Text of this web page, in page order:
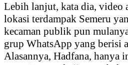
Lebih lanjut, kata dia, video
lokasi terdampak Semeru
kecaman publik pun
grup WhatsApp yang berisi
Alasannya, Hadfana, hanya